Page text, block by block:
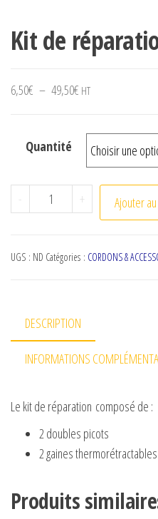
Kit de
6,50€ – 49,50€ Plage de prix :
HT
Quantité
- quantité de Kit de
+ Ajouter
UGS : ND Catégories : CORDONS &
DESCRIPTION
INFORMATIONS
Le kit de réparation composé de :
2 doubles picots
2 gaines thermorétractables
Produits